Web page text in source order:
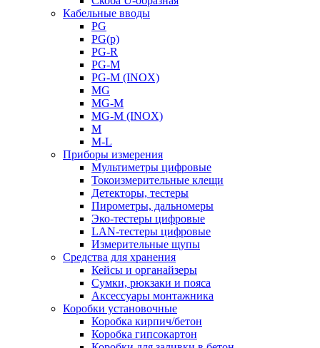
Кабельные вводы
PG
PG(p)
PG-R
PG-M
PG-M (INOX)
MG
MG-M
MG-M (INOX)
M
M-L
Приборы измерения
Мультиметры цифровые
Токоизмерительные клещи
Детекторы, тестеры
Пирометры, дальномеры
Эко-тестеры цифровые
LAN-тестеры цифровые
Измерительные щупы
Средства для хранения
Кейсы и органайзеры
Сумки, рюкзаки и пояса
Аксессуары монтажника
Коробки установочные
Коробка кирпич/бетон
Коробка гипсокартон